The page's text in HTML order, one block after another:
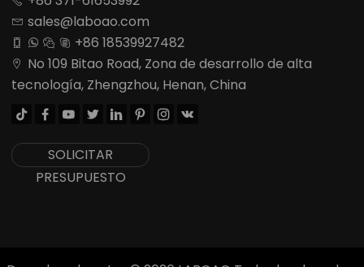
 sales@laboao.com
    +86 18539927482

No 109 Bitao Road, Zona de desarrollo de alta
tecnología, Zhengzhou, Henan, China
       
SOLICITAR
PRESUPUESTO